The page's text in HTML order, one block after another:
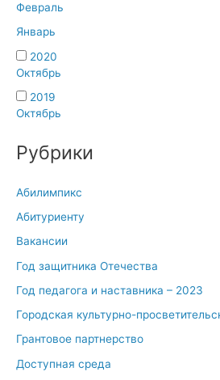
Февраль
Январь
2020
Октябрь
2019
Октябрь
Рубрики
Абилимпикс
Абитуриенту
Вакансии
Год защитника Отечества
Год педагога и наставника – 2023
Городская культурно-
Грантовое партнерство
Доступная среда